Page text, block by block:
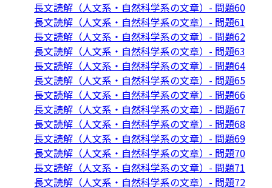
長文読解（人文系・自然科学系の文章）- 問題60
長文読解（人文系・自然科学系の文章）- 問題61
長文読解（人文系・自然科学系の文章）- 問題62
長文読解（人文系・自然科学系の文章）- 問題63
長文読解（人文系・自然科学系の文章）- 問題64
長文読解（人文系・自然科学系の文章）- 問題65
長文読解（人文系・自然科学系の文章）- 問題66
長文読解（人文系・自然科学系の文章）- 問題67
長文読解（人文系・自然科学系の文章）- 問題68
長文読解（人文系・自然科学系の文章）- 問題69
長文読解（人文系・自然科学系の文章）- 問題70
長文読解（人文系・自然科学系の文章）- 問題71
長文読解（人文系・自然科学系の文章）- 問題72